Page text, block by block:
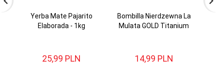
Yerba Mate Pajarito
Elaborada - 1kg
25,99 PLN
Bombilla Nierdzewna La
Mulata GOLD Titanium
14,99 PLN